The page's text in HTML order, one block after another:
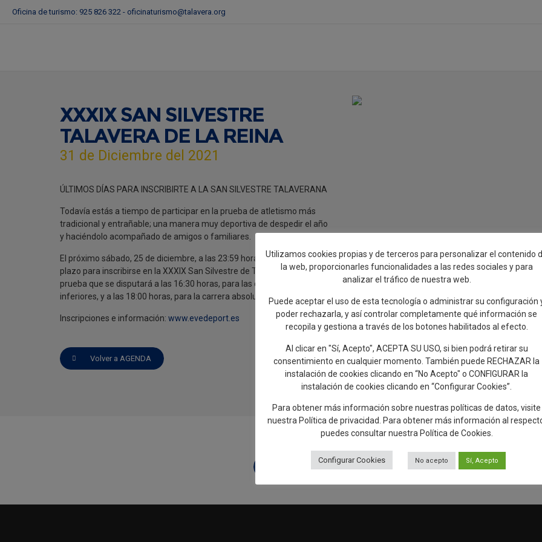
Oficina de turismo: 925 826 322 - oficinaturismo@talavera.org
XXXIX SAN SILVESTRE
TALAVERA DE LA REINA
31 de Diciembre del 2021
ÚLTIMOS DÍAS PARA INSCRIBIRTE A LA SAN SILVESTRE TALAVERANA
Todavía estás a tiempo de participar en la prueba de atletismo más
tradicional y entrañable; una manera muy deportiva de despedir el año
y haciéndolo acompañado de amigos o familiares.
El próximo sábado, 25 de diciembre, a las 23:59 horas, concluye el
plazo para inscribirse en la XXXIX San Silvestre de Talavera, una
prueba que se disputará a las 16:30 horas, para las categorías
inferiores, y a las 18:00 horas, para la carrera absoluta.
Inscripciones e información: www.evedeport.es
Volver a AGENDA
Añadir reseña en Google Rellenar encuesta de
Utilizamos cookies propias y de terceros para personalizar el contenido
la web, proporcionarles funcionalidades a las redes sociales y para
analizar el tráfico de nuestra web.
Puede aceptar el uso de esta tecnología o administrar su configuración
poder rechazarla, y así controlar completamente qué información se
recopila y gestiona a través de los botones habilitados al efecto.
Al clicar en "Sí, Acepto", ACEPTA SU USO, si bien podrá retirar su
consentimiento en cualquier momento. También puede RECHAZAR la
instalación de cookies clicando en “No Acepto" o CONFIGURAR la
instalación de cookies clicando en “Configurar Cookies”.
Para obtener más información sobre nuestras políticas de datos, visite
nuestra Política de privacidad. Para obtener más información al
puedes consultar nuestra Política de Cookies.
Configurar Cookies No acepto Sí, Acepto